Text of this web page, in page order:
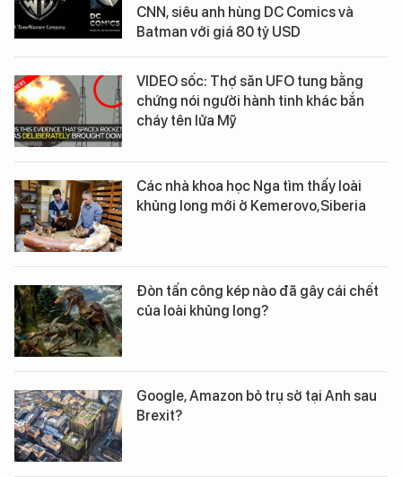
CNN, siêu anh hùng DC Comics và
Batman với giá 80 tỷ USD
VIDEO sốc: Thợ săn UFO tung bằng
chứng nói người hành tinh khác bắn
cháy tên lửa Mỹ
Các nhà khoa học Nga tìm thấy loài
khủng long mới ở Kemerovo,Siberia
Đòn tấn công kép nào đã gây cái chết
của loài khủng long?
Google, Amazon bỏ trụ sở tại Anh sau
Brexit?